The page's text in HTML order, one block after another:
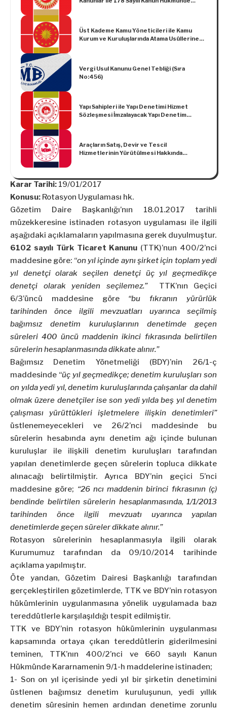
Üst Kademe Kamu Yöneticileri ile Kamu
Kurum ve Kuruluşlarında Atama Usûllerine
Numarası: 178)
Vergi Usul Kanunu Genel Tebliği (Sıra
No:456)
Yapı Sahipleri ile Yapı Denetimi Hizmet
Sözleşmesi İmzalayacak Yapı Denetim
Araçların Satış, Devir ve Tescil
Hizmetlerinin Yürütülmesi Hakkında
Karar Tarihi: 19/01/2017
Konusu: Rotasyon Uygulaması hk.
Gözetim Daire Başkanlığı’nın 18.01.2017 tarihli
müzekkeresine istinaden rotasyon uygulaması ile ilgili
aşağıdaki açıklamaların yapılmasına gerek duyulmuştur.
6102 sayılı Türk Ticaret Kanunu (TTK)’nun 400/2’nci
maddesine göre: “on yıl içinde aynı şirket için toplam yedi
yıl denetçi olarak seçilen denetçi üç yıl geçmedikçe
denetçi olarak yeniden seçilemez.”TTK’nın Geçici
6/3’üncü maddesine göre “bu fıkranın yürürlük
tarihinden önce ilgili mevzuatları uyarınca seçilmiş
bağımsız denetim kuruluşlarının denetimde geçen
süreleri 400 üncü maddenin ikinci fıkrasında belirtilen
sürelerin hesaplanmasında dikkate alınır.”
Bağımsız Denetim Yönetmeliği (BDY)’nin 26/1-ç
maddesinde “üç yıl geçmedikçe; denetim kuruluşları son
on yılda yedi yıl, denetim kuruluşlarında çalışanlar da dahil
olmak üzere denetçiler ise son yedi yılda beş yıl denetim
çalışması yürüttükleri işletmelere ilişkin denetimleri”
üstlenemeyecekleri ve 26/2’nci maddesinde bu
sürelerin hesabında aynı denetim ağı içinde bulunan
kuruluşlar ile ilişkili denetim kuruluşları tarafından
yapılan denetimlerde geçen sürelerin topluca dikkate
alınacağı belirtilmiştir. Ayrıca BDY’nin geçici 5’nci
maddesine göre; “26 ncı maddenin birinci fıkrasının (ç)
bendinde belirtilen sürelerin hesaplanmasında, 1/1/2013
tarihinden önce ilgili mevzuatı uyarınca yapılan
denetimlerde geçen süreler dikkate alınır.”
Rotasyon sürelerinin hesaplanmasıyla ilgili olarak
Kurumumuz tarafından da 09/10/2014 tarihinde
açıklama yapılmıştır.
Öte yandan, Gözetim Dairesi Başkanlığı tarafından
gerçekleştirilen gözetimlerde, TTK ve BDY’nin rotasyon
hükümlerinin uygulanmasına yönelik uygulamada bazı
tereddütlerle karşılaşıldığı tespit edilmiştir.
TTK ve BDY’nin rotasyon hükümlerinin uygulanması
kapsamında ortaya çıkan tereddütlerin giderilmesini
teminen, TTK’nın 400/2’nci ve 660 sayılı Kanun
Hükmünde Kararnamenin 9/1-h maddelerine istinaden;
1- Son on yıl içerisinde yedi yıl bir şirketin denetimini
üstlenen bağımsız denetim kuruluşunun, yedi yıllık
denetim süresinin hemen ardından denetime zorunlu